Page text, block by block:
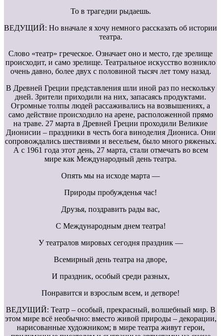
То в трагедии рыдаешь.
ВЕДУЩИЙ: Но вначале я хочу немного рассказать об истории
театра.
Слово «театр» греческое. Означает оно и место, где зрелище
происходит, и само зрелище. Театральное искусство возникло
очень давно, более двух с половиной тысяч лет тому назад.
В Древней Греции представления шли иной раз по нескольку
дней. Зрители приходили на них, запасаясь продуктами.
Огромные толпы людей рассаживались на возвышениях, а
само действие происходило на арене, расположенной прямо
на траве. 27 марта в Древней Греции проходили Великие
Дионисии – праздники в честь бога виноделия Диониса. Они
сопровождались шествиями и весельем, было много ряженых.
А с 1961 года этот день, 27 марта, стали отмечать во всем
мире как Международный день театра.
Опять мы на исходе марта —
Природы пробужденья час!
Друзья, поздравить рады вас,
С Международным днем театра!
У театралов мировых сегодня праздник —
Всемирный день театра на дворе,
И праздник, особый среди разных,
Понравится и взрослым всем, и детворе!
ВЕДУЩИЙ: Театр – особый, прекрасный, волшебный мир. В
этом мире всё необычно: вместо живой природы – декорации,
нарисованные художником; в мире театра живут герои,